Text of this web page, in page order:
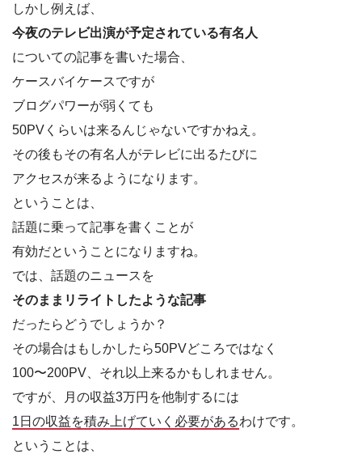
しかし例えば、
今夜のテレビ出演が予定されている有名人
についての記事を書いた場合、
ケースバイケースですが
ブログパワーが弱くても
50PVくらいは来るんじゃないですかねえ。
その後もその有名人がテレビに出るたびに
アクセスが来るようになります。
ということは、
話題に乗って記事を書くことが
有効だということになりますね。
では、話題のニュースを
そのままリライトしたような記事
だったらどうでしょうか？
その場合はもしかしたら50PVどころではなく
100〜200PV、それ以上来るかもしれません。
ですが、月の収益3万円を他制するには
1日の収益を積み上げていく必要があるわけです。
ということは、